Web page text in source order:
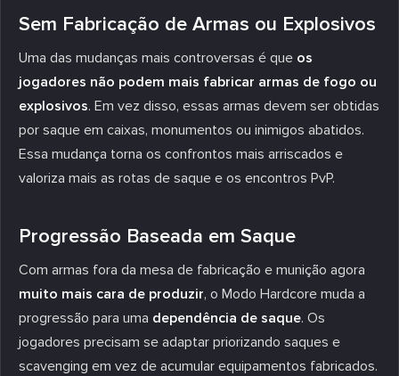
Sem Fabricação de Armas ou Explosivos
Uma das mudanças mais controversas é que os
jogadores não podem mais fabricar armas de fogo ou
explosivos. Em vez disso, essas armas devem ser obtidas
por saque em caixas, monumentos ou inimigos abatidos.
Essa mudança torna os confrontos mais arriscados e
valoriza mais as rotas de saque e os encontros PvP.
Progressão Baseada em Saque
Com armas fora da mesa de fabricação e munição agora
muito mais cara de produzir, o Modo Hardcore muda a
progressão para uma dependência de saque. Os
jogadores precisam se adaptar priorizando saques e
scavenging em vez de acumular equipamentos fabricados.